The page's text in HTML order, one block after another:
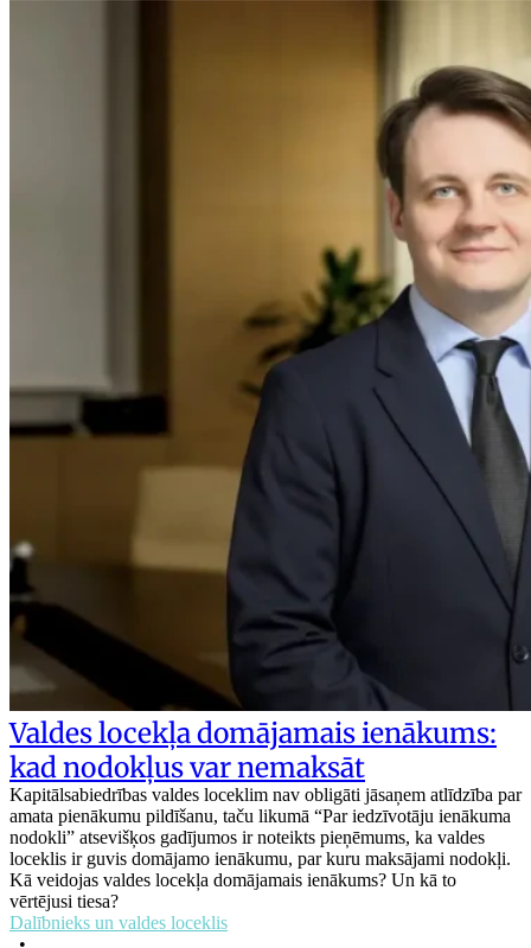
Valdes locekļa domājamais ienākums:
kad nodokļus var nemaksāt
Kapitālsabiedrības valdes loceklim nav obligāti jāsaņem atlīdzība par
amata pienākumu pildīšanu, taču likumā “Par iedzīvotāju ienākuma
nodokli” atsevišķos gadījumos ir noteikts pieņēmums, ka valdes
loceklis ir guvis domājamo ienākumu, par kuru maksājami nodokļi.
Kā veidojas valdes locekļa domājamais ienākums? Un kā to
vērtējusi tiesa?
Dalībnieks un valdes loceklis
•